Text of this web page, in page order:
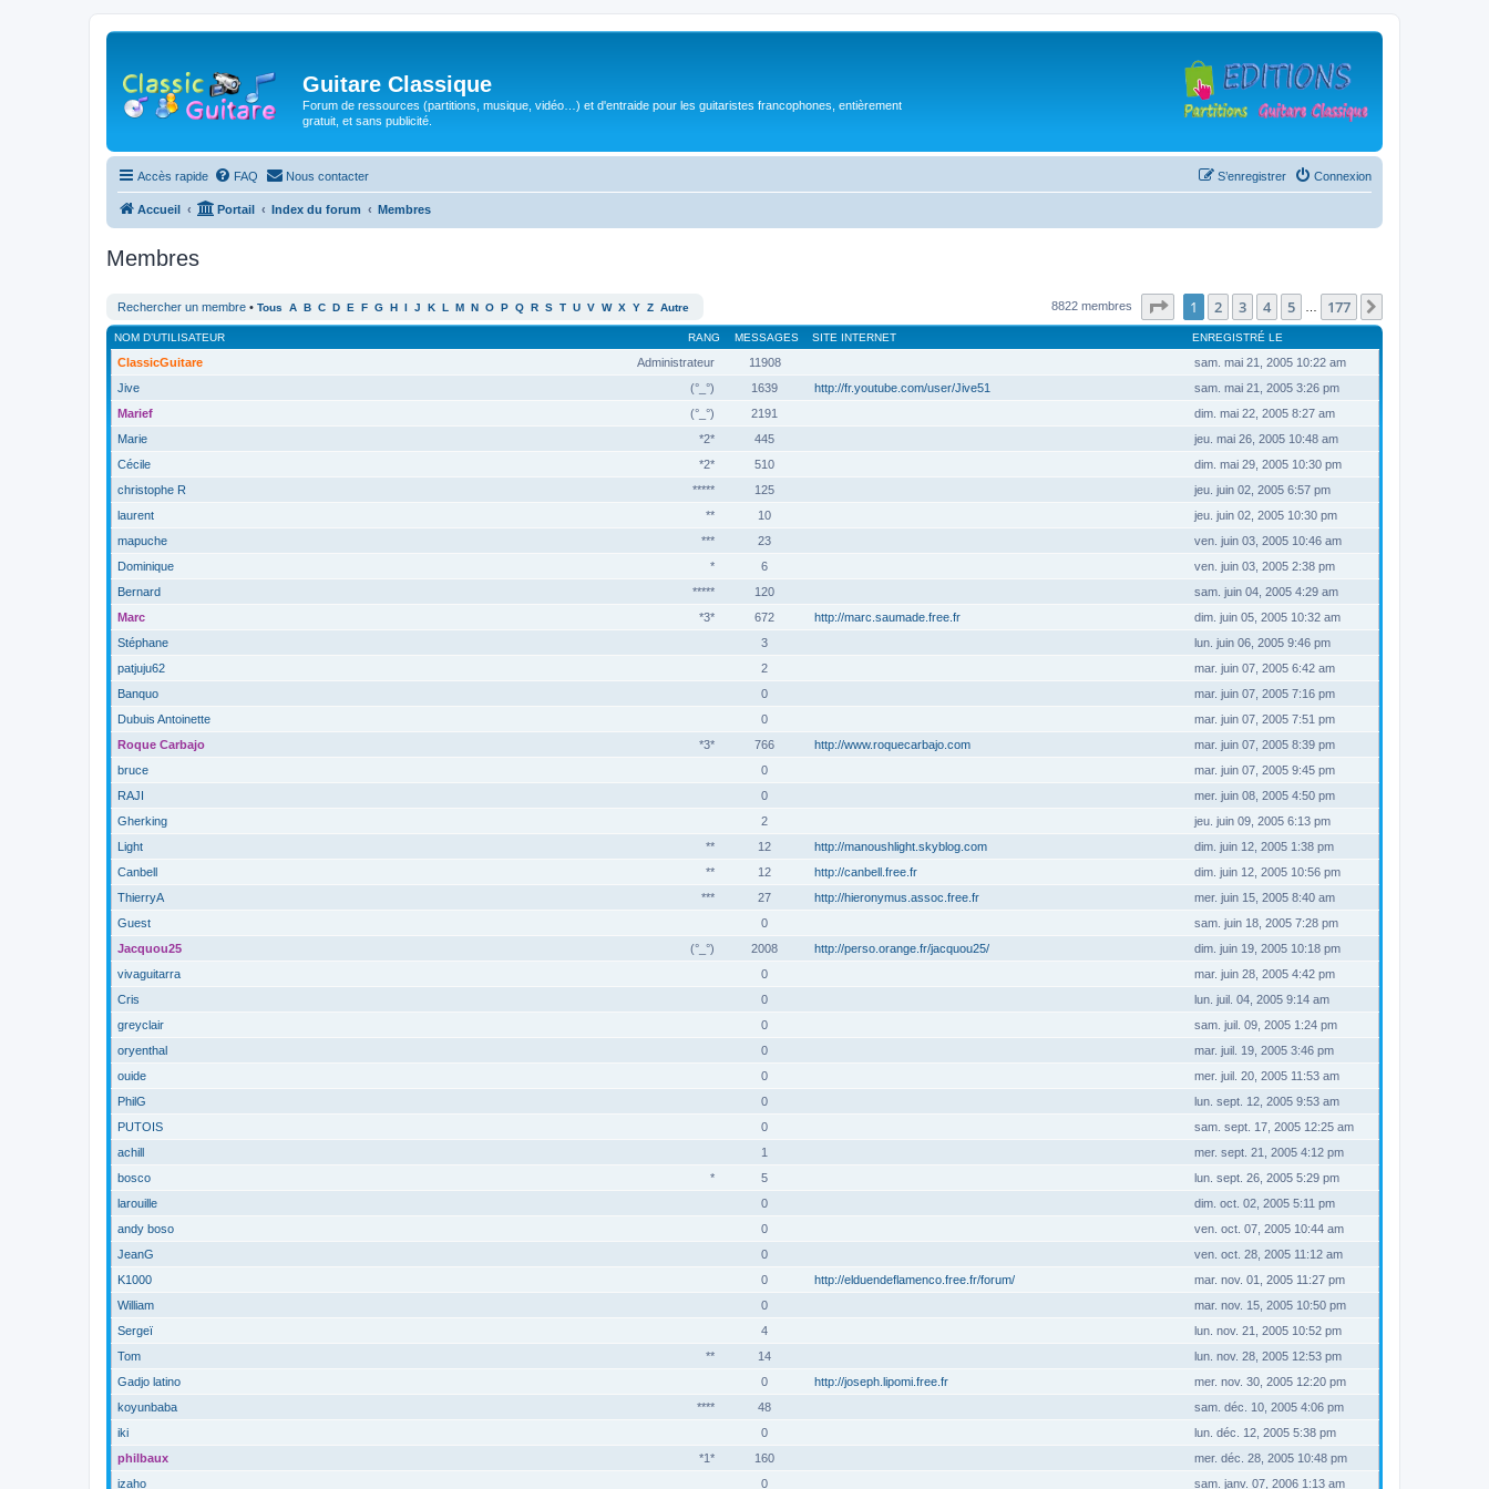
Guitare Classique
Forum de ressources (partitions, musique, vidéo…) et d'entraide pour les guitaristes francophones, entièrement
gratuit, et sans publicité.
Accès rapide FAQ Nous contacter Connexion
S’enregistrer
Accueil Portail Index du forum Membres
Membres
Rechercher un membre • Tous A B C D E F G H I J K L M N O P Q R S T U V W X Y Z Autre 8822 membres Page sur177
1 2 3 4 5 177
RANG
NOM D’UTILISATEUR MESSAGES SITE INTERNET ENREGISTRÉ LE
Administrateur
ClassicGuitare 11908
sam. mai 21, 2005 10:22 am
(°_°)
Jive 1639 http://fr.youtube.com/user/Jive51
sam. mai 21, 2005 3:26 pm
(°_°)
Marief 2191
dim. mai 22, 2005 8:27 am
*2*
Marie 445
jeu. mai 26, 2005 10:48 am
*2*
Cécile 510
dim. mai 29, 2005 10:30 pm
*****
christophe R 125
jeu. juin 02, 2005 6:57 pm
**
laurent 10
jeu. juin 02, 2005 10:30 pm
***
mapuche 23
ven. juin 03, 2005 10:46 am
*
Dominique 6
ven. juin 03, 2005 2:38 pm
*****
Bernard 120
sam. juin 04, 2005 4:29 am
*3*
Marc 672 http://marc.saumade.free.fr
dim. juin 05, 2005 10:32 am
Stéphane
3
lun. juin 06, 2005 9:46 pm
patjuju62
2
mar. juin 07, 2005 6:42 am
Banquo
0
mar. juin 07, 2005 7:16 pm
Dubuis Antoinette
0
mar. juin 07, 2005 7:51 pm
*3*
Roque Carbajo 766 http://www.roquecarbajo.com
mar. juin 07, 2005 8:39 pm
bruce
0
mar. juin 07, 2005 9:45 pm
RAJI
0
mer. juin 08, 2005 4:50 pm
Gherking
2
jeu. juin 09, 2005 6:13 pm
**
Light 12 http://manoushlight.skyblog.com
dim. juin 12, 2005 1:38 pm
**
Canbell 12 http://canbell.free.fr
dim. juin 12, 2005 10:56 pm
***
ThierryA 27 http://hieronymus.assoc.free.fr
mer. juin 15, 2005 8:40 am
Guest
0
sam. juin 18, 2005 7:28 pm
(°_°)
Jacquou25 2008 http://perso.orange.fr/jacquou25/
dim. juin 19, 2005 10:18 pm
vivaguitarra
0
mar. juin 28, 2005 4:42 pm
Cris
0
lun. juil. 04, 2005 9:14 am
greyclair
0
sam. juil. 09, 2005 1:24 pm
oryenthal
0
mar. juil. 19, 2005 3:46 pm
ouide
0
mer. juil. 20, 2005 11:53 am
PhilG
0
lun. sept. 12, 2005 9:53 am
PUTOIS
0
sam. sept. 17, 2005 12:25 am
achill
1
mer. sept. 21, 2005 4:12 pm
*
bosco 5
lun. sept. 26, 2005 5:29 pm
larouille
0
dim. oct. 02, 2005 5:11 pm
andy boso
0
ven. oct. 07, 2005 10:44 am
JeanG
0
ven. oct. 28, 2005 11:12 am
K1000
0 http://elduendeflamenco.free.fr/forum/
mar. nov. 01, 2005 11:27 pm
William
0
mar. nov. 15, 2005 10:50 pm
Sergeï
4
lun. nov. 21, 2005 10:52 pm
**
Tom 14
lun. nov. 28, 2005 12:53 pm
Gadjo latino
0 http://joseph.lipomi.free.fr
mer. nov. 30, 2005 12:20 pm
****
koyunbaba 48
sam. déc. 10, 2005 4:06 pm
iki
0
lun. déc. 12, 2005 5:38 pm
*1*
philbaux 160
mer. déc. 28, 2005 10:48 pm
izaho
0 sam. janv. 07, 2006 1:13 am